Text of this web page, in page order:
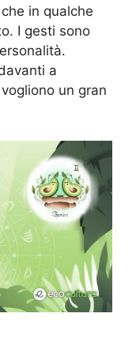
in qualche
I gesti sono
a
un gran